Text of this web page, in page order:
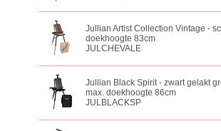
Jullian Artist Collection Vintage -
doekhoogte 83cm
JULCHEVALE
Jullian Black Spirit - zwart gelakt
max. doekhoogte 86cm
JULBLACKSP